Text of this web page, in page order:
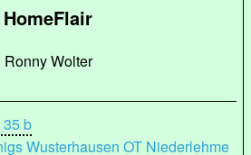
HomeFlair
Ronny Wolter
b
Wusterhausen OT Niederlehme